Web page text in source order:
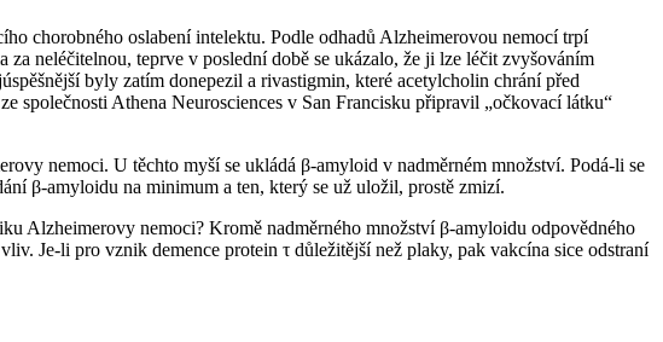
chorobného oslabení intelektu. Podle odhadů Alzheimerovou nemocí trpí
za neléčitelnou, teprve v poslední době se ukázalo, že ji lze léčit zvyšováním
byly zatím donepezil a rivastigmin, které acetylcholin chrání před
společnosti Athena Neurosciences v San Francisku připravil „očkovací látku“
nemoci. U těchto myší se ukládá β-amyloid v nadměrném množství. Podá-li se
β-amyloidu na minimum a ten, který se už uložil, prostě zmizí.
Alzheimerovy nemoci? Kromě nadměrného množství β-amyloidu odpovědného
Je-li pro vznik demence protein τ důležitější než plaky, pak vakcína sice odstraní